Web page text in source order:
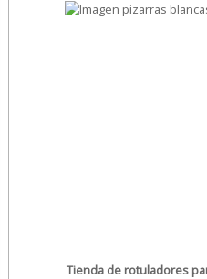
Tienda de rotuladores